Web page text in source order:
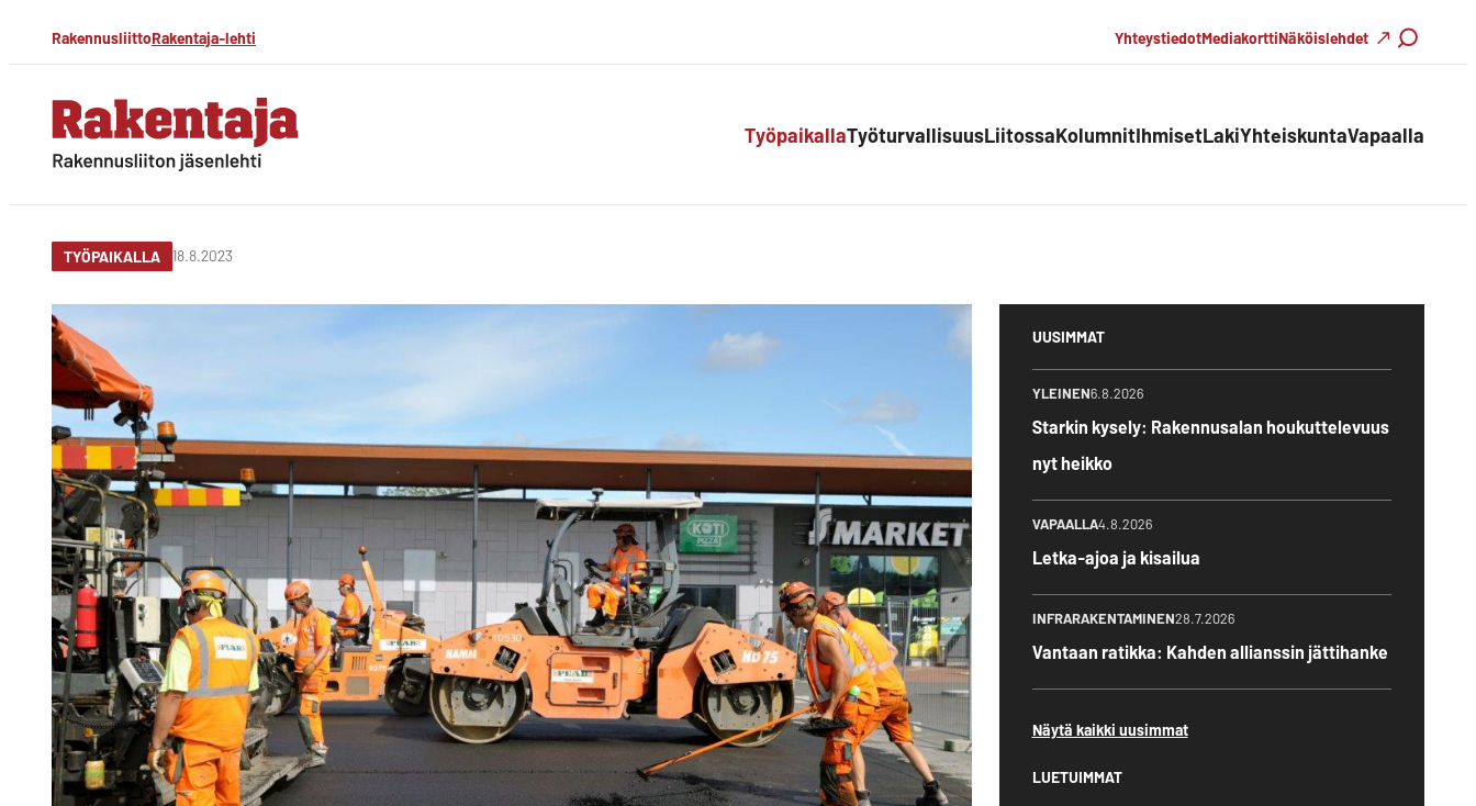
Siirry
suoraan
sisältöön
RakennusliittoRakentaja-lehti YhteystiedotMediakorttiNäköislehdet
Haku
Rakentaja-lehti TyöpaikallaTyöturvallisuusLiitossaKolumnitIhmisetLakiYhteiskuntaVapaalla
TYÖPAIKALLA 18.8.2023
UUSIMMAT
YLEINEN6.8.2026
Starkin kysely: Rakennusalan houkuttelevuus
nyt heikko
VAPAALLA4.8.2026
Letka-ajoa ja kisailua
INFRARAKENTAMINEN28.7.2026
Vantaan ratikka: Kahden allianssin jättihanke
Näytä kaikki uusimmat
LUETUIMMAT